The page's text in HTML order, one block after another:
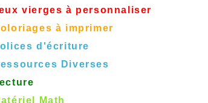
vierges à personnaliser
à imprimer
d'écriture
Diverses
Math